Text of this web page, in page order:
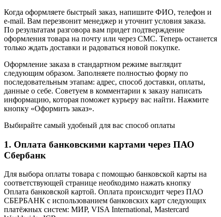
Когда оформляете быстрый заказ, напишите ФИО, телефон и
e-mail. Вам перезвонит менеджер и уточнит условия заказа.
По результатам разговора вам придет подтверждение
оформления товара на почту или через СМС. Теперь останется
только ждать доставки и радоваться новой покупке.
Оформление заказа в стандартном режиме выглядит
следующим образом. Заполняете полностью форму по
последовательным этапам: адрес, способ доставки, оплаты,
данные о себе. Советуем в комментарии к заказу написать
информацию, которая поможет курьеру вас найти. Нажмите
кнопку «Оформить заказ».
Выбирайте самый удобный для вас способ оплаты
1. Оплата банковскими картами через ПАО
Сбербанк
Для выбора оплаты товара с помощью банковской карты на
соответствующей странице необходимо нажать кнопку
Оплата банковской картой. Оплата происходит через ПАО
СБЕРБАНК с использованием банковских карт следующих
платёжных систем: МИР, VISA International, Mastercard